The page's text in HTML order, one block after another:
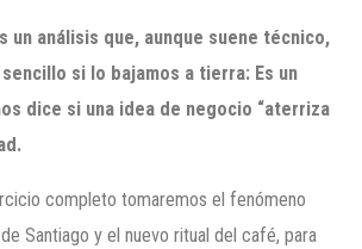
un análisis que, aunque suene técnico,
si lo bajamos a tierra: Es un
dice si una idea de negocio “aterriza
completo tomaremos el fenómeno
Santiago y el nuevo ritual del café, para